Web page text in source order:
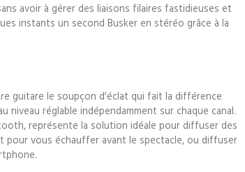
avoir à gérer des liaisons filaires fastidieuses et
instants un second Busker en stéréo grâce à la
guitare le soupçon d'éclat qui fait la différence
niveau réglable indépendamment sur chaque canal.
représente la solution idéale pour diffuser des
pour vous échauffer avant le spectacle, ou diffuser